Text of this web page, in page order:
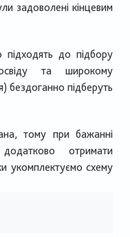
задоволені кінцевим
підходять до підбору
та широкому
бездоганно підберуть
тому при бажанні
отримати
укомплектуємо схему